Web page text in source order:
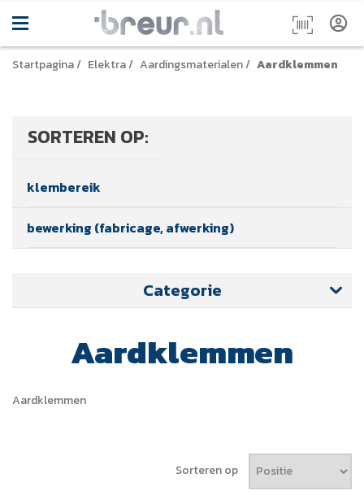
Startpagina/ Elektra/ Aardingsmaterialen/ Aardklemmen
SORTEREN OP:
klembereik
bewerking (fabricage, afwerking)
Categorie
Aardklemmen
Aardklemmen
Sorteren op